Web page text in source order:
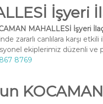
İşyeri
MAHALLESİ İşyeri
zararlı canlılara karşı
ekiplerimiz düzenli ve
8769
KOCAMAN